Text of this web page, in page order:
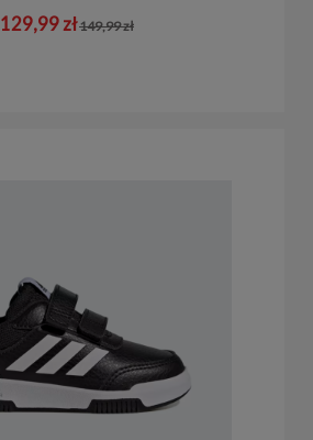
129,99 zł149,99 zł